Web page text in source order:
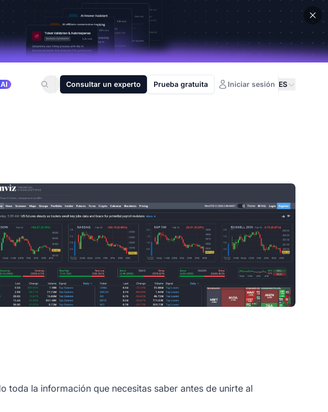
Consultar un experto Prueba gratuita Iniciar sesión ES
toda la información que necesitas saber antes de unirte al